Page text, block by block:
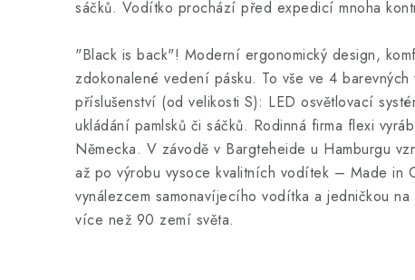
sáčků. Vodítko prochází před expedicí mnoha
"Black is back"! Moderní ergonomický design,
zdokonalené vedení pásku. To vše ve 4
příslušenství (od velikosti S): LED osvětlovací
ukládání pamlsků či sáčků. Rodinná firma flexi
Německa. V závodě v Bargteheide u Hamburgu
až po výrobu vysoce kvalitních vodítek – Made in
vynálezcem samonavíjecího vodítka a jedničkou
více než 90 zemí světa.